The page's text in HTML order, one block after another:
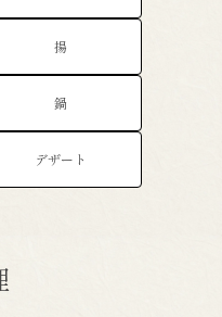
揚
鍋
デザート